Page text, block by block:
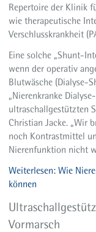
Repertoire der Klinik
wie therapeutische
Verschlusskrankheit
Eine solche „Shunt-
wenn der operativ
Blutwäsche (Dialyse-
„Nierenkranke
ultraschallgestützten
Christian Jacke. „Wir
noch Kontrastmittel
Nierenfunktion nicht
Weiterlesen: Wie
können
Vormarsch